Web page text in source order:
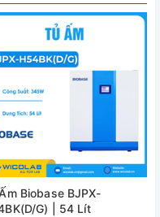
cáo 25 độ C ± 2 độ C
chỉnh
50 / 60Hz
Biobase BJPX-
G) | 54 Lít